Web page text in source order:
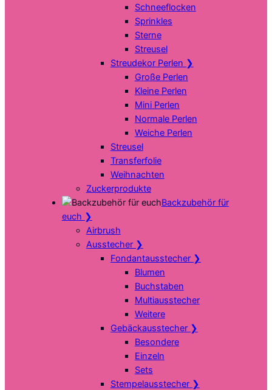
Schneeflocken
Sprinkles
Sterne
Streusel
Streudekor Perlen ❯
Große Perlen
Kleine Perlen
Mini Perlen
Normale Perlen
Weiche Perlen
Streusel
Transferfolie
Weihnachten
Zuckerprodukte
Backzubehör für
euch ❯
Airbrush
Ausstecher ❯
Fondantausstecher ❯
Blumen
Buchstaben
Multiausstecher
Weitere
Gebäckausstecher ❯
Besondere
Einzeln
Sets
Stempelausstecher ❯